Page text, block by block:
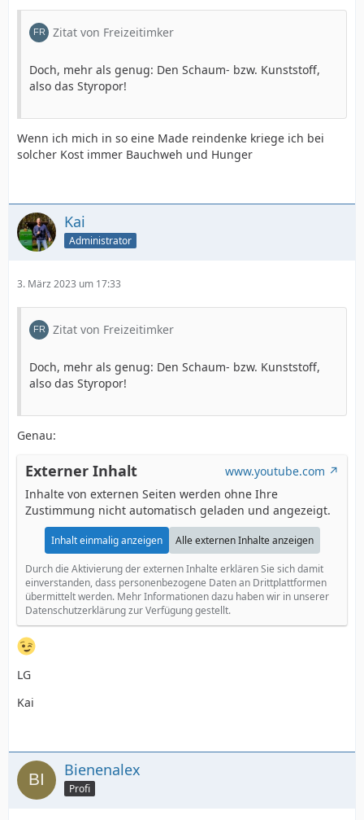
Zitat von Freizeitimker
Doch, mehr als genug: Den Schaum- bzw. Kunststoff,
also das Styropor!
Wenn ich mich in so eine Made reindenke kriege ich bei
solcher Kost immer Bauchweh und Hunger
Kai
Administrator
3. März 2023 um 17:33
Zitat von Freizeitimker
Doch, mehr als genug: Den Schaum- bzw. Kunststoff,
also das Styropor!
Genau:
Externer Inhalt
www.youtube.com
Inhalte von externen Seiten werden ohne Ihre
Zustimmung nicht automatisch geladen und angezeigt.
Inhalt einmalig anzeigen Alle externen Inhalte anzeigen
Durch die Aktivierung der externen Inhalte erklären Sie sich damit
einverstanden, dass personenbezogene Daten an Drittplattformen
übermittelt werden. Mehr Informationen dazu haben wir in unserer
Datenschutzerklärung zur Verfügung gestellt.
LG
Kai
Bienenalex
Profi